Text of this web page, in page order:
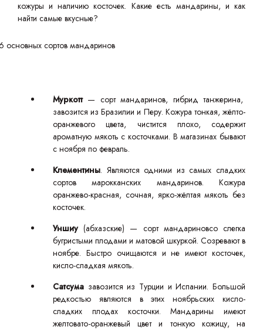
кожуры и наличию косточек. Какие есть мандарины, и как
найти самые вкусные?
Муркотт — сорт мандаринов, гибрид танжерина,
завозится из Бразилии и Перу. Кожура тонкая, жёлто-
оранжевого цвета, чистится плохо, содержит
ароматную мякоть с косточками. В магазинах бывают
с ноября по февраль.
Клементины. Являются одними из самых сладких
сортов марокканских мандаринов. Кожура
оранжево-красная, сочная, ярко-жёлтая мякоть без
косточек.
Уншиу(абхазские) — сорт мандариновсо слегка
бугристыми плодами и матовой шкуркой. Созревают в
ноябре. Быстро очищаются и не имеют косточек,
кисло-сладкая мякоть.
Сатсума завозится из Турции и Испании. Большой
редкостью являются в этих ноябрьских кисло-
сладких плодах косточки. Мандарины имеют
желтовато-оранжевый цвет и тонкую кожицу, на